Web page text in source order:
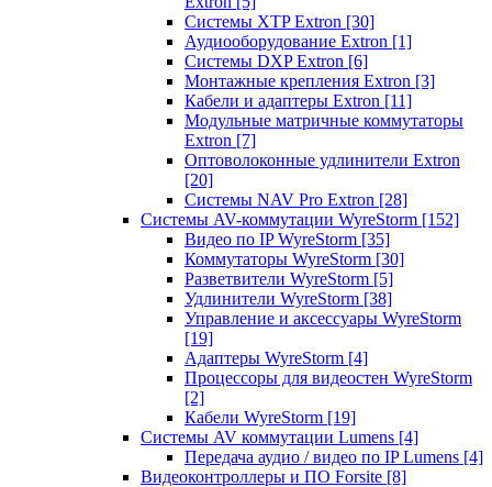
Системы XTP Extron [30]
Аудиооборудование Extron [1]
Системы DXP Extron [6]
Монтажные крепления Extron [3]
Кабели и адаптеры Extron [11]
Модульные матричные коммутаторы
Extron [7]
Оптоволоконные удлинители Extron
[20]
Системы NAV Pro Extron [28]
Системы AV-коммутации WyreStorm [152]
Видео по IP WyreStorm [35]
Коммутаторы WyreStorm [30]
Разветвители WyreStorm [5]
Удлинители WyreStorm [38]
Управление и аксессуары WyreStorm
[19]
Адаптеры WyreStorm [4]
Процессоры для видеостен WyreStorm
[2]
Кабели WyreStorm [19]
Системы AV коммутации Lumens [4]
Передача аудио / видео по IP Lumens [4]
Видеоконтроллеры и ПО Forsite [8]